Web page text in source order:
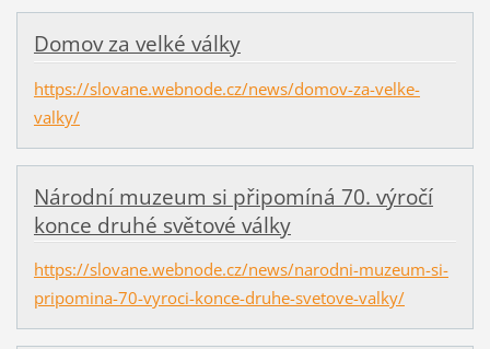
Domov za velké války
https://slovane.webnode.cz/news/domov-za-velke-
valky/
Národní muzeum si připomíná 70. výročí
konce druhé světové války
https://slovane.webnode.cz/news/narodni-muzeum-si-
pripomina-70-vyroci-konce-druhe-svetove-valky/